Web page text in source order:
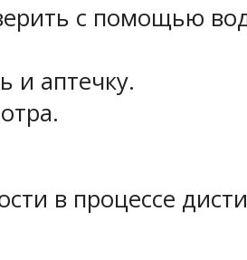
с помощью
и аптечку.
в процессе